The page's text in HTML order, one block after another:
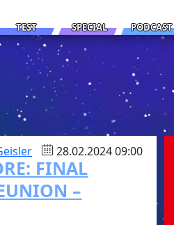
TEST SPECIAL PODCAST
28.02.2024 09:00
FINAL
–